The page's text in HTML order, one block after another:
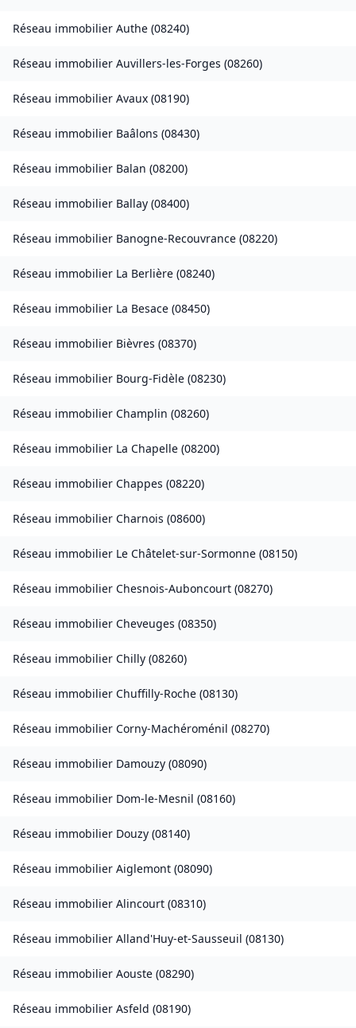
Réseau immobilier Authe (08240)
Réseau immobilier Auvillers-les-Forges (08260)
Réseau immobilier Avaux (08190)
Réseau immobilier Baâlons (08430)
Réseau immobilier Balan (08200)
Réseau immobilier Ballay (08400)
Réseau immobilier Banogne-Recouvrance (08220)
Réseau immobilier La Berlière (08240)
Réseau immobilier La Besace (08450)
Réseau immobilier Bièvres (08370)
Réseau immobilier Bourg-Fidèle (08230)
Réseau immobilier Champlin (08260)
Réseau immobilier La Chapelle (08200)
Réseau immobilier Chappes (08220)
Réseau immobilier Charnois (08600)
Réseau immobilier Le Châtelet-sur-Sormonne (08150)
Réseau immobilier Chesnois-Auboncourt (08270)
Réseau immobilier Cheveuges (08350)
Réseau immobilier Chilly (08260)
Réseau immobilier Chuffilly-Roche (08130)
Réseau immobilier Corny-Machéroménil (08270)
Réseau immobilier Damouzy (08090)
Réseau immobilier Dom-le-Mesnil (08160)
Réseau immobilier Douzy (08140)
Réseau immobilier Aiglemont (08090)
Réseau immobilier Alincourt (08310)
Réseau immobilier Alland'Huy-et-Sausseuil (08130)
Réseau immobilier Aouste (08290)
Réseau immobilier Asfeld (08190)